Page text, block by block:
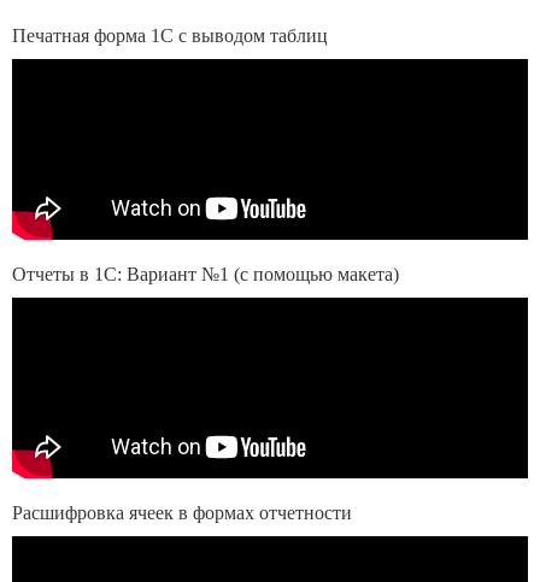
Печатная форма 1С с выводом таблиц
Отчеты в 1С: Вариант №1 (с помощью макета)
Расшифровка ячеек в формах отчетности